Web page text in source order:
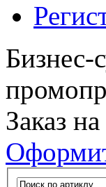
Бизнес-
Заказ на